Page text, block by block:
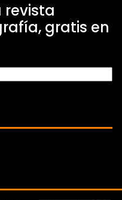
revista
gratis en